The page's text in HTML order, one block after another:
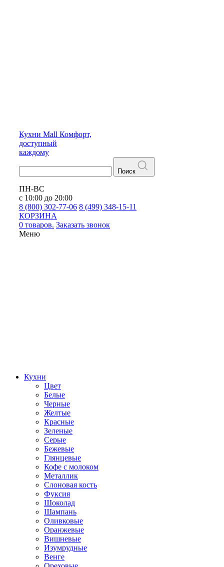
Кухни Mall Комфорт,
доступный
каждому
Поиск
ПН-ВС
с 10:00 до 20:00
8 (800) 302-77-06 8 (499) 348-15-11
КОРЗИНА
0 товаров. Заказать звонок
Меню
Кухни
Цвет
Белые
Черные
Желтые
Красные
Зеленые
Серые
Бежевые
Глянцевые
Кофе с молоком
Металлик
Слоновая кость
Фуксия
Шоколад
Шампань
Оливковые
Оранжевые
Вишневые
Изумрудные
Венге